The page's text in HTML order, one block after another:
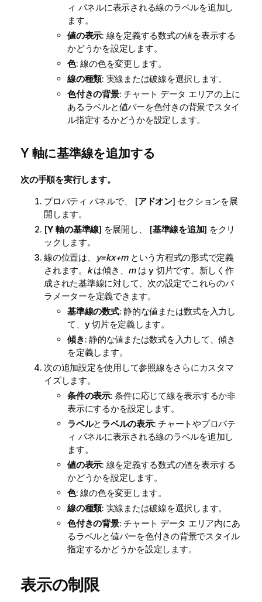
ィ パネルに表示される線のラベルを追加し
ます。
値の表示: 線を定義する数式の値を表示する
かどうかを設定します。
色: 線の色を変更します。
線の種類: 実線または破線を選択します。
色付きの背景: チャート データ エリアの上に
あるラベルと値バーを色付きの背景でスタイ
ル指定するかどうかを設定します。
Y 軸に基準線を追加する
次の手順を実行します。
プロパティ パネルで、 [アドオン] セクションを展
開します。
[Y 軸の基準線] を展開し、 [基準線を追加] をクリ
ックします。
線の位置は、
y=kx+mという方程式の形式で定義
されます。 kは傾き、 mは y 切片です。新しく作
成された基準線に対して、次の設定でこれらのパ
ラメーターを定義できます。
基準線の数式: 静的な値または数式を入力し
て、y 切片を定義します。
傾き: 静的な値または数式を入力して、傾き
を定義します。
次の追加設定を使用して参照線をさらにカスタマ
イズします。
条件の表示: 条件に応じて線を表示するか非
表示にするかを設定します。
ラベルと ラベルの表示: チャートやプロパテ
ィ パネルに表示される線のラベルを追加し
ます。
値の表示: 線を定義する数式の値を表示する
かどうかを設定します。
色: 線の色を変更します。
線の種類: 実線または破線を選択します。
色付きの背景: チャート データ エリア内にあ
るラベルと値バーを色付きの背景でスタイル
指定するかどうかを設定します。
表示の制限